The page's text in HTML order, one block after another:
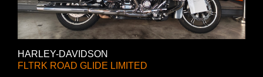
HARLEY-DAVIDSON
FLTRK ROAD GLIDE LIMITED